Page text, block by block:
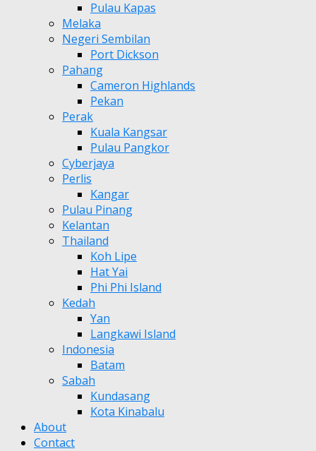
Pulau Kapas
Melaka
Negeri Sembilan
Port Dickson
Pahang
Cameron Highlands
Pekan
Perak
Kuala Kangsar
Pulau Pangkor
Cyberjaya
Perlis
Kangar
Pulau Pinang
Kelantan
Thailand
Koh Lipe
Hat Yai
Phi Phi Island
Kedah
Yan
Langkawi Island
Indonesia
Batam
Sabah
Kundasang
Kota Kinabalu
About
Contact